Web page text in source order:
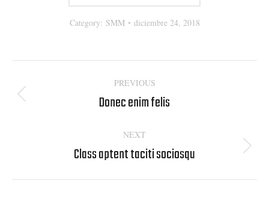
Category: SMM diciembre 24, 2018
entre
PREVIOUS
Proyecto
Donec enim felis
NEXT
Proyecto
Class aptent taciti sociosqu